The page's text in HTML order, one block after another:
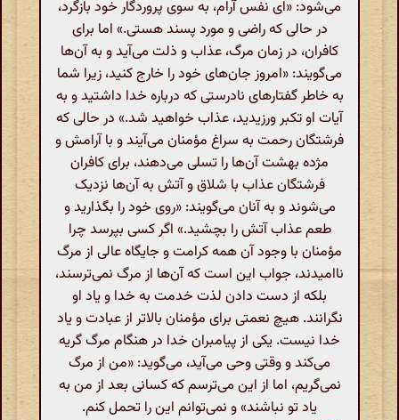
می‌شود: «ای نفس آرام، به سوی پروردگار خود بازگرد،
در حالی که راضی و مورد پسند هستی.» اما برای
کافران، در زمان مرگ، عذاب و ذلت می‌آید و به آن‌ها
می‌گویند: «امروز جان‌های خود را خارج کنید، زیرا شما
به خاطر گفتارهای نادرستی که درباره خدا داشتید و به
آیات او تکبر ورزیدید، عذاب خواهید شد.» در حالی که
فرشتگان رحمت به سراغ مؤمنان می‌آیند و با آرامش و
مژده بهشت آن‌ها را تسلی می‌دهند، برای کافران
فرشتگان عذاب با شلاق و آتش به آن‌ها نزدیک
می‌شوند و به آنان می‌گویند: «روی خود را بگذارید و
طعم عذاب آتش را بچشید.» اگر کسی بپرسد چرا
مؤمنان با وجود آن همه کرامت و جایگاه عالی از مرگ
ناامیدند، جواب این است که آن‌ها از مرگ نمی‌ترسند،
بلکه از دست دادن لذت خدمت به خدا و یاد او
نگرانند. هیچ نعمتی برای مؤمنان بالاتر از عبادت و یاد
خدا نیست. یکی از پیامبران خدا در هنگام مرگ گریه
می‌کند و وقتی وحی می‌آید، می‌گوید: «من از مرگ
نمی‌گریم، اما از این می‌ترسم که کسانی بعد از من به
یاد تو نباشند» و نمی‌توانم این را تحمل کنم.